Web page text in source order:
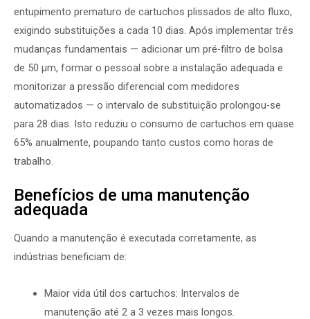
entupimento prematuro de cartuchos plissados de alto fluxo,
exigindo substituições a cada 10 dias. Após implementar três
mudanças fundamentais — adicionar um pré-filtro de bolsa
de 50 µm, formar o pessoal sobre a instalação adequada e
monitorizar a pressão diferencial com medidores
automatizados — o intervalo de substituição prolongou-se
para 28 dias. Isto reduziu o consumo de cartuchos em quase
65% anualmente, poupando tanto custos como horas de
trabalho.
Benefícios de uma manutenção
adequada
Quando a manutenção é executada corretamente, as
indústrias beneficiam de:
Maior vida útil dos cartuchos: Intervalos de
manutenção até 2 a 3 vezes mais longos.